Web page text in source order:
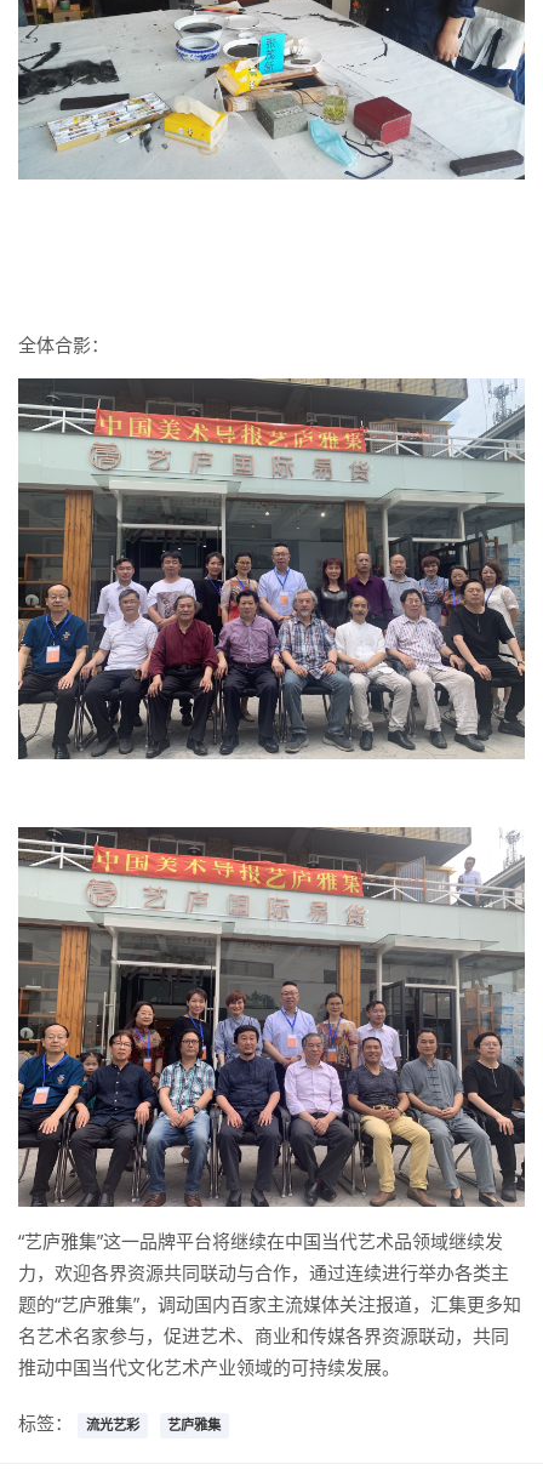
全体合影：
“艺庐雅集”这一品牌平台将继续在中国当代艺术品领域继续发
力，欢迎各界资源共同联动与合作，通过连续进行举办各类主
题的“艺庐雅集”，调动国内百家主流媒体关注报道，汇集更多知
名艺术名家参与，促进艺术、商业和传媒各界资源联动，共同
推动中国当代文化艺术产业领域的可持续发展。
标签： 流光艺彩 艺庐雅集